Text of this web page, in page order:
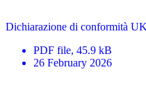
Dichiarazione di conformità
PDF file, 45.9 kB
26 February 2026